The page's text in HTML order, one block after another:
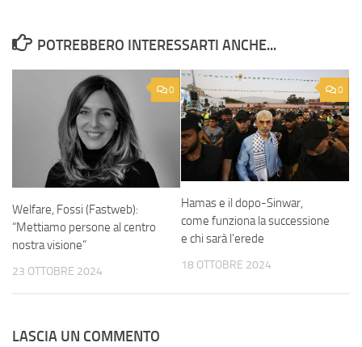
POTREBBERO INTERESSARTI ANCHE...
0
Welfare, Fossi (Fastweb):
“Mettiamo persone al centro
nostra visione”
23 OTTOBRE 2024
0
Hamas e il dopo-Sinwar,
come funziona la successione
e chi sarà l’erede
18 OTTOBRE 2024
LASCIA UN COMMENTO